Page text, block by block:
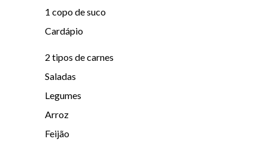
1 copo de suco
Cardápio
2 tipos de carnes
Saladas
Legumes
Arroz
Feijão